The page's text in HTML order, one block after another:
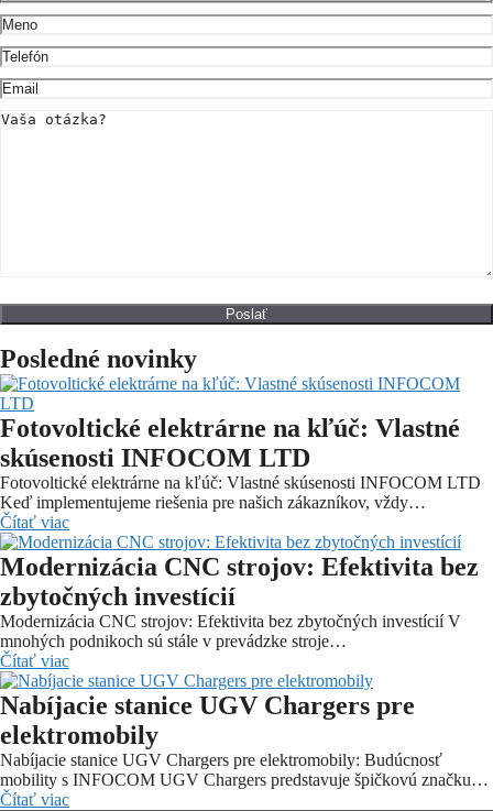
Posledné novinky
Fotovoltické elektrárne na kľúč: Vlastné
skúsenosti INFOCOM LTD
Fotovoltické elektrárne na kľúč: Vlastné skúsenosti INFOCOM LTD
Keď implementujeme riešenia pre našich zákazníkov, vždy…
Čítať viac
Modernizácia CNC strojov: Efektivita bez
zbytočných investícií
Modernizácia CNC strojov: Efektivita bez zbytočných investícií V
mnohých podnikoch sú stále v prevádzke stroje…
Čítať viac
Nabíjacie stanice UGV Chargers pre
elektromobily
Nabíjacie stanice UGV Chargers pre elektromobily: Budúcnosť
mobility s INFOCOM UGV Chargers predstavuje špičkovú značku…
Čítať viac